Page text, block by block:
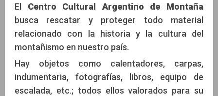
El Centro Cultural Argentino de Montaña
busca rescatar y proteger todo material
relacionado con la historia y la cultura del
montañismo en nuestro país.
Hay objetos como calentadores, carpas,
indumentaria, fotografías, libros, equipo de
escalada, etc.; todos ellos valorados para su